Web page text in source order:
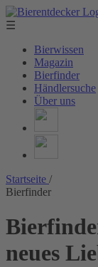
☰
Bierwissen
Magazin
Bierfinder
Händlersuche
Über uns
Startseite /
Bierfinder
neues